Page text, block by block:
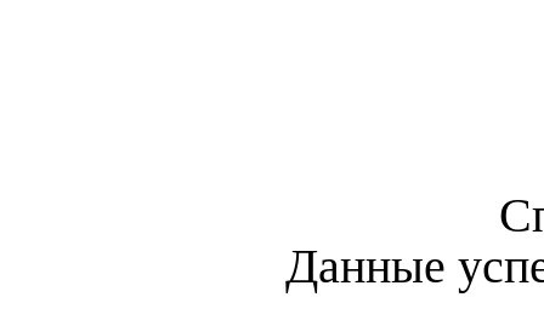
Данные